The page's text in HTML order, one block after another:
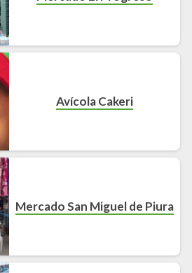
Avícola Cakeri
Mercado San Miguel de Piura